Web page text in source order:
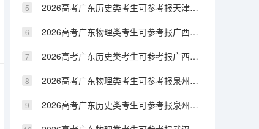
2026高考广东历史类考生可参考报天津铁道职业技术学院的专业汇总
2026高考广东物理类考生可参考报广西民族大学相思湖学院的专业汇总
2026高考广东历史类考生可参考报广西民族大学相思湖学院的专业汇总
2026高考广东物理类考生可参考报泉州纺织服装职业学院的专业汇总
2026高考广东历史类考生可参考报泉州纺织服装职业学院的专业汇总